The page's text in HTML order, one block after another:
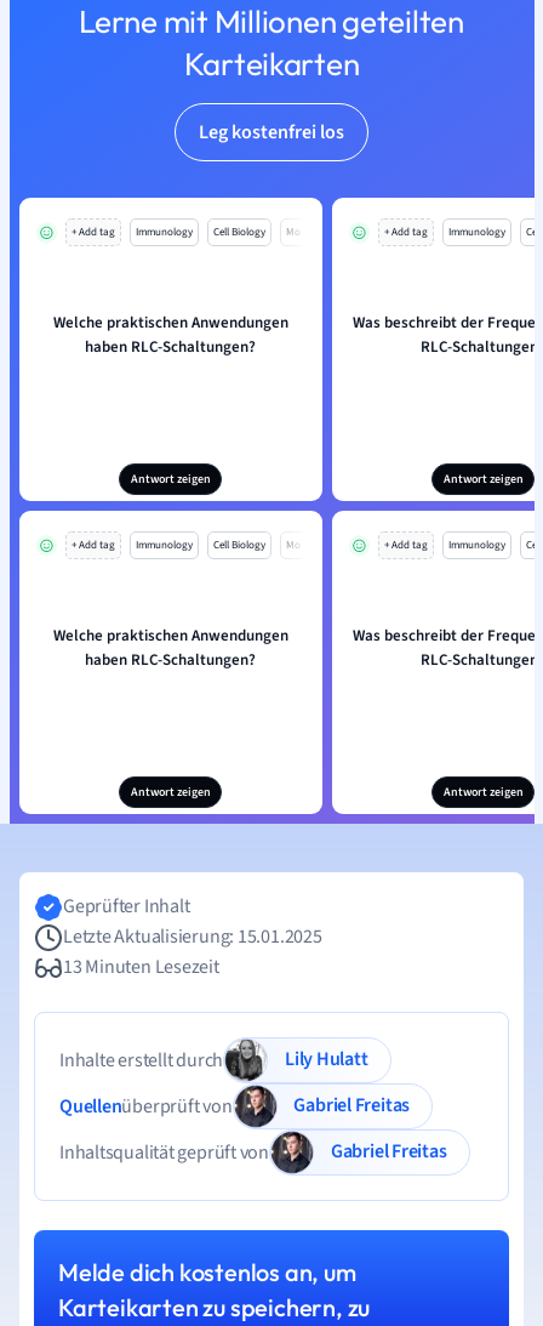
Lerne mit Millionen geteilten
Karteikarten
Leg kostenfrei los
+ Add tag Immunology Cell Biology Mo
Welche praktischen Anwendungen
haben RLC-Schaltungen?
Antwort zeigen
+ Add tag Immunology
Was beschreibt der
RLC-
Antwort zeigen
+ Add tag Immunology Cell Biology Mo
Welche praktischen Anwendungen
haben RLC-Schaltungen?
Antwort zeigen
+ Add tag Immunology
Was beschreibt der
RLC-
Antwort zeigen
Geprüfter Inhalt
Letzte Aktualisierung: 15.01.2025
13 Minuten Lesezeit
Inhalte erstellt durch
Lily Hulatt
Quellenüberprüft von
Gabriel Freitas
Inhaltsqualität geprüft von
Gabriel Freitas
Melde dich kostenlos an, um
Karteikarten zu speichern, zu